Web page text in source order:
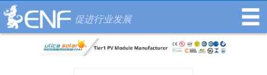
促进行业发展